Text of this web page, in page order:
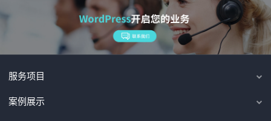
服务项目
案例展示